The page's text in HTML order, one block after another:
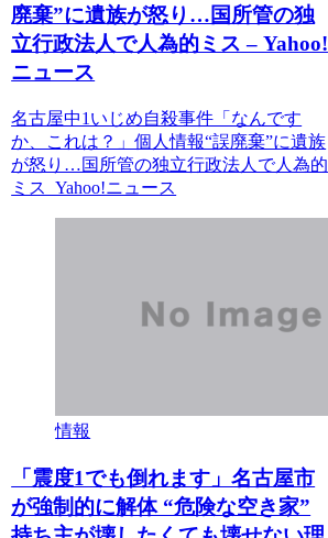
廃棄”に遺族が怒り…国所管の独
立行政法人で人為的ミス – Yahoo!
ニュース
名古屋中1いじめ自殺事件「なんです
か、これは？」個人情報“誤廃棄”に遺族
が怒り…国所管の独立行政法人で人為的
ミス Yahoo!ニュース
情報
「震度1でも倒れます」名古屋市
が強制的に解体 “危険な空き家”